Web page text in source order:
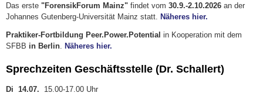
Das erste "ForensikForum Mainz" findet vom 30.9.-2.10.2026 an der
Johannes Gutenberg-Universität Mainz statt. Näheres hier.
Praktiker-Fortbildung Peer.Power.Potential in Kooperation mit dem
SFBB in Berlin. Näheres hier.
Sprechzeiten Geschäftsstelle (Dr. Schallert)
Di 14.07. 15.00-17.00 Uhr